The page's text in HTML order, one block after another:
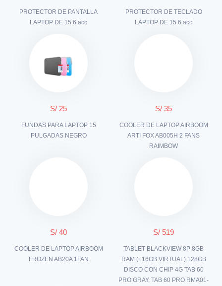
PROTECTOR DE PANTALLA
LAPTOP DE 15.6 acc
PROTECTOR DE TECLADO
LAPTOP DE 15.6 acc
S/ 25
FUNDAS PARA LAPTOP 15
PULGADAS NEGRO
S/ 35
COOLER DE LAPTOP AIRBOOM
ARTI FOX AB005H 2 FANS
RAIMBOW
S/ 40
COOLER DE LAPTOP AIRBOOM
FROZEN AB20A 1FAN
S/ 519
TABLET BLACKVIEW 8P 8GB
RAM (+16GB VIRTUAL) 128GB
DISCO CON CHIP 4G TAB 60
PRO GRAY, TAB 60 PRO RMA01-